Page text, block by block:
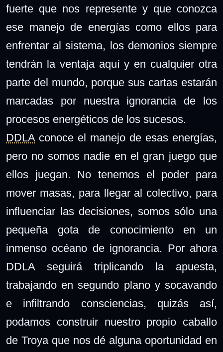
fuerte que nos represente y que conozca
ese manejo de energías como ellos para
enfrentar al sistema, los demonios siempre
tendrán la ventaja aquí y en cualquier otra
parte del mundo, porque sus cartas estarán
marcadas por nuestra ignorancia de los
procesos energéticos de los sucesos.
DDLAconoce el manejo de esas energías,
pero no somos nadie en el gran juego que
ellos juegan. No tenemos el poder para
mover masas, para llegar al colectivo, para
influenciar las decisiones, somos sólo una
pequeña gota de conocimiento en un
inmenso océano de ignorancia. Por ahora
DDLA seguirá triplicando la apuesta,
trabajando en segundo plano y socavando
e infiltrando consciencias, quizás así,
podamos construir nuestro propio caballo
de Troya que nos dé alguna oportunidad en